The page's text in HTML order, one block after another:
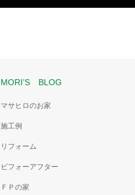
MORI’S BLOG
マサヒロのお家
施工例
リフォーム
ビフォーアフター
ＦＰの家